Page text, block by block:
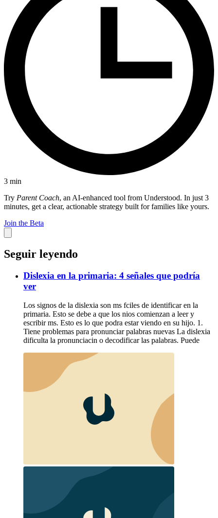
3 min
Try Parent Coach, an AI-enhanced tool from Understood. In just 3
minutes, get a clear, actionable strategy built for families like yours.
Join the Beta
Seguir leyendo
Dislexia en la primaria: 4 señales que podría
ver
Los signos de la dislexia son ms fciles de identificar en la
primaria. Esto se debe a que los nios comienzan a leer y
escribir ms. Esto es lo que podra estar viendo en su hijo. 1.
Tiene problemas para pronunciar palabras nuevas La dislexia
dificulta la pronunciacin o decodificar las palabras. Puede